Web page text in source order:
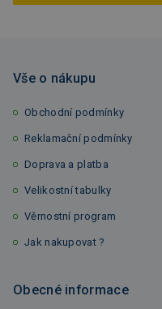
Vše o nákupu
Obchodní podmínky
Reklamační podmínky
Doprava a platba
Velikostní tabulky
Věrnostní program
Jak nakupovat ?
Obecné informace